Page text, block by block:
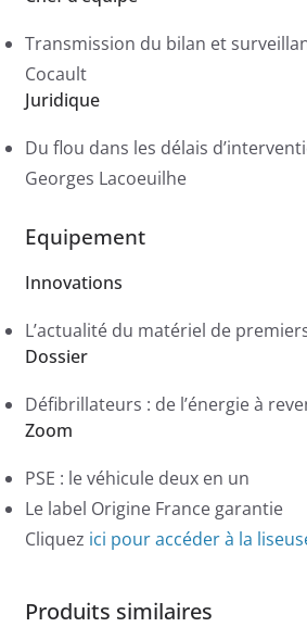
Transmission du bilan et
Cocault
Juridique
Du flou dans les délais
Georges Lacoeuilhe
Equipement
Innovations
L’actualité du matériel de
Dossier
Défibrillateurs : de l’énergie à
Zoom
PSE : le véhicule deux en un
Le label Origine France garantie
Cliquez ici pour accéder à la
Produits similaires